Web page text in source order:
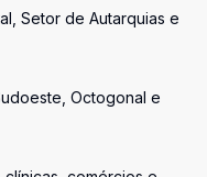
Setor de Autarquias e
Octogonal e